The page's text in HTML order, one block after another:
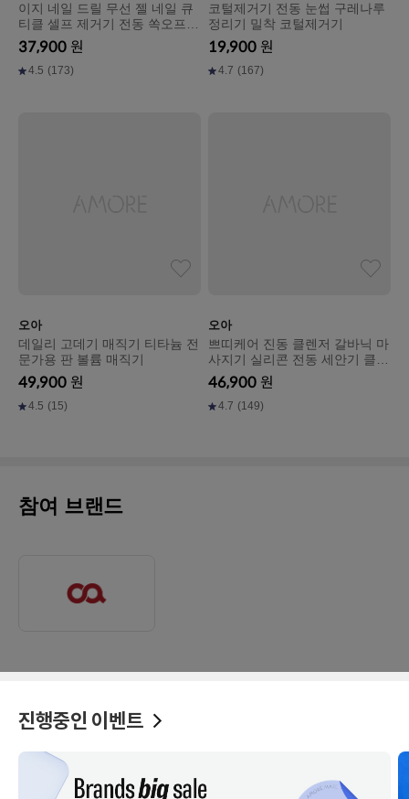
이지 네일 드릴 무선 젤 네일 큐
티클 셀프 제거기 전동 쏙오프
손톱 발톱 정리기 그라인더 세신
드릴
37,900 원
4.5 (173)
코털제거기 전동 눈썹 구레나루
정리기 밀착 코털제거기
19,900 원
4.7 (167)
오아
데일리 고데기 매직기 티타늄 전
문가용 판 볼륨 매직기
49,900 원
4.5 (15)
오아
쁘띠케어 진동 클렌저 갈바닉 마
사지기 실리콘 전동 세안기 클렌
징기계
46,900 원
4.7 (149)
참여 브랜드
진행중인 이벤트